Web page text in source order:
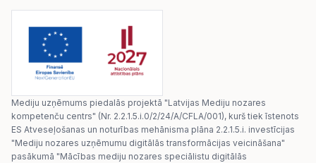
Mediju uzņēmums piedalās projektā "Latvijas Mediju nozares
kompetenču centrs" (Nr. 2.2.1.5.i.0/2/24/A/CFLA/001), kurš tiek īstenots
ES Atveseļošanas un noturības mehānisma plāna 2.2.1.5.i. investīcijas
"Mediju nozares uzņēmumu digitālās transformācijas veicināšana"
pasākumā "Mācības mediju nozares speciālistu digitālās